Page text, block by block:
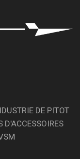
DE PITOT
D'ACCESSOIRES